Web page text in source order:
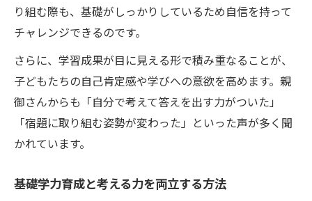
り組む際も、基礎がしっかりしているため自信を持って
チャレンジできるのです。
さらに、学習成果が目に見える形で積み重なることが、
子どもたちの自己肯定感や学びへの意欲を高めます。親
御さんからも「自分で考えて答えを出す力がついた」
「宿題に取り組む姿勢が変わった」といった声が多く聞
かれています。
基礎学力育成と考える力を両立する方法